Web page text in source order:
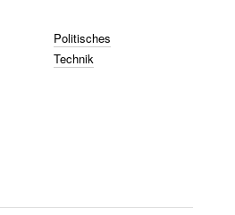
Politisches
Technik